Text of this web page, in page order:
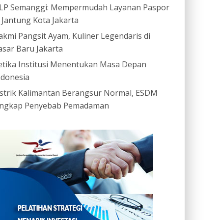
Semanggi: Mempermudah Layanan Paspor
Kota Jakarta
Pangsit Ayam, Kuliner Legendaris di
Baru Jakarta
Institusi Menentukan Masa Depan
Kalimantan Berangsur Normal, ESDM
Penyebab Pemadaman